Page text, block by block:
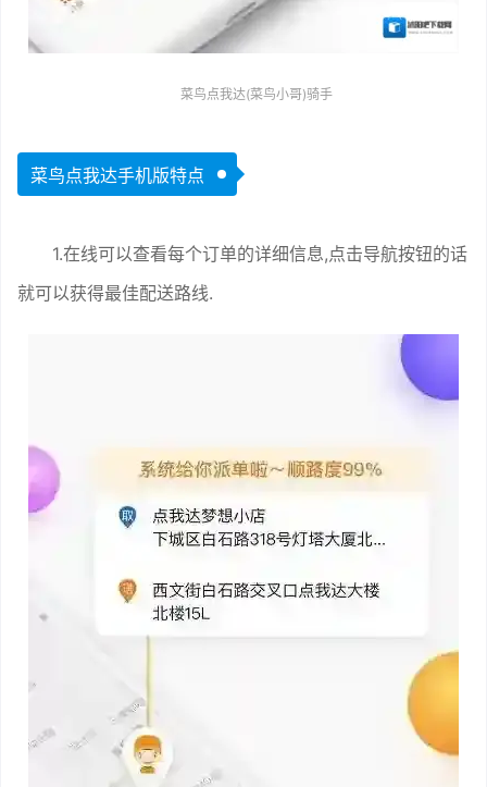
菜鸟点我达(菜鸟小哥)骑手
菜鸟点我达手机版特点
1.在线可以查看每个订单的详细信息,点击导航按钮的话
就可以获得最佳配送路线.